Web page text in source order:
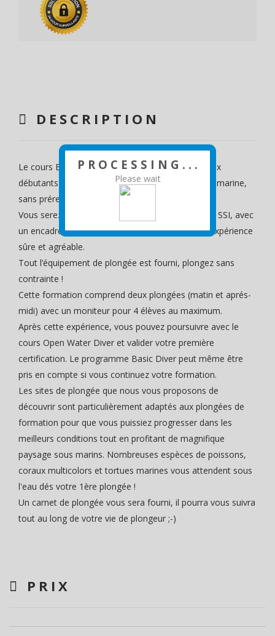
P R O C E S S I N G . . .
Please wait
DESCRIPTION
Le cours Basic Diver est conçu pour permettre aux
débutants de vivre leur première expérience sous-marine,
sans prérequis ni engagement à long terme.
Vous serez formé par des professionnels certifiés SSI, avec
un encadrement personnalisé pour garantir une expérience
sûre et agréable.
Tout l’équipement de plongée est fourni, plongez sans
contrainte !
Cette formation comprend deux plongées (matin et aprés-
midi) avec un moniteur pour 4 élèves au maximum.
Après cette expérience, vous pouvez poursuivre avec le
cours Open Water Diver et valider votre première
certification. Le programme Basic Diver peut même être
pris en compte si vous continuez votre formation.
Les sites de plongée que nous vous proposons de
découvrir sont particulièrement adaptés aux plongées de
formation pour que vous puissiez progresser dans les
meilleurs conditions tout en profitant de magnifique
paysage sous marins. Nombreuses espèces de poissons,
coraux multicolors et tortues marines vous attendent sous
l'eau dés votre 1ère plongée !
Un carnet de plongée vous sera fourni, il pourra vous suivra
tout au long de votre vie de plongeur ;-)
PRIX